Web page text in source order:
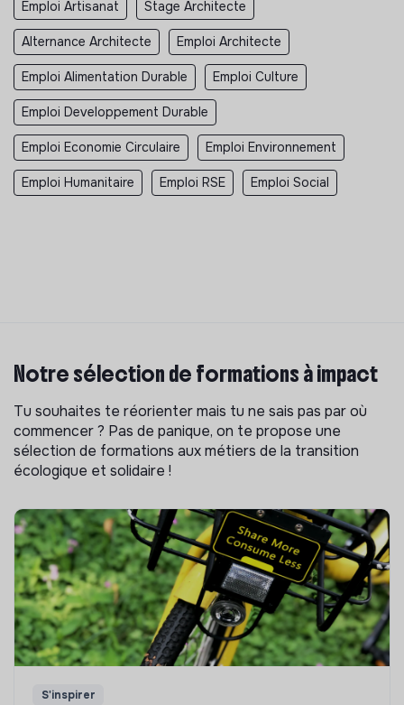
Emploi Artisanat Stage Architecte
Alternance Architecte Emploi Architecte
Emploi Alimentation Durable Emploi Culture
Emploi Developpement Durable
Emploi Economie Circulaire Emploi Environnement
Emploi Humanitaire Emploi RSE Emploi Social
Notre sélection de formations à impact
Tu souhaites te réorienter mais tu ne sais pas par où
commencer ? Pas de panique, on te propose une
sélection de formations aux métiers de la transition
écologique et solidaire !
S'inspirer